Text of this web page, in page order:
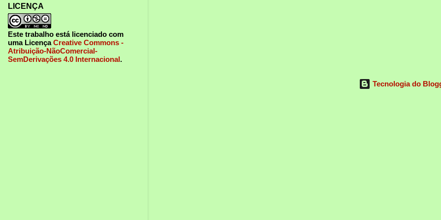
Tecnologia do
LICENÇA
Este trabalho está licenciado com
uma LicençaCreative Commons -
Atribuição-NãoComercial-
SemDerivações 4.0 Internacional.